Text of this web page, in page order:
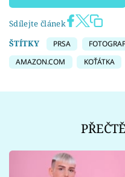
Sdílejte článek
ŠTÍTKY
PRSA FOTOGRAF
AMAZON.COM
KOŤÁTKA